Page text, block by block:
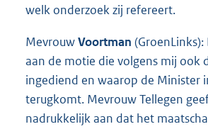
welk onderzoek zij refereert.
MevrouwVoortman
aan de motie die volgens mij ook
ingediend en waarop de Minister
terugkomt. Mevrouw Tellegen
nadrukkelijk aan dat het